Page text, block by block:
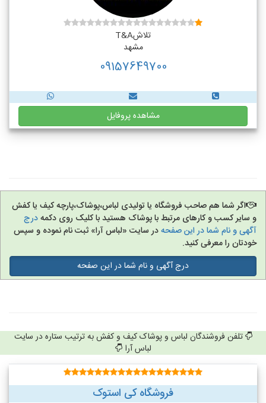
تلاشT&A
مشهد
09157649700
مشاهده پروفایل
اگر شما هم صاحب فروشگاه یا تولیدی لباس،پوشاک،پارچه کیف یا کفش
و سایر کسب و کارهای مرتبط با پوشاک هستید با کلیک روی دکمهدرج
آگهی و نام شما در این صفحهدر سایت «لباس آرا» ثبت نام نموده و سپس
خودتان را معرفی کنید.
درج آگهی و نام شما در این صفحه
تلفن فروشندگان لباس و پوشاک کیف و کفش به ترتیب ستاره در سایت
لباس آرا
فروشگاه کی استوک